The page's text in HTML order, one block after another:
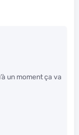
un moment ça va